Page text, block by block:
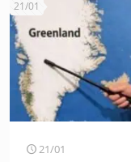
21/01
21/01